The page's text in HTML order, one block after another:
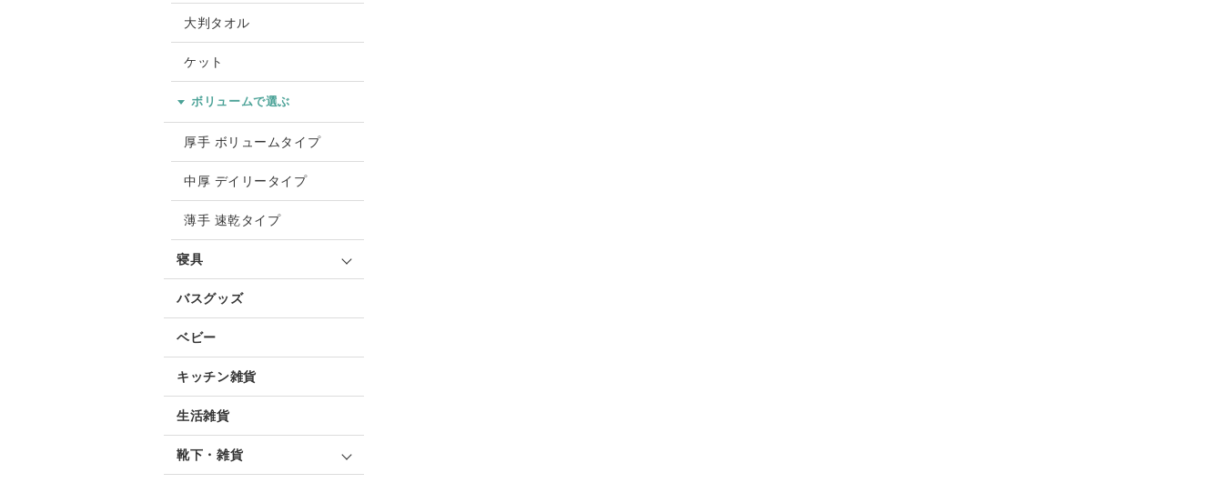
大判タオル
ケット
ボリュームで選ぶ
厚手 ボリュームタイプ
中厚 デイリータイプ
薄手 速乾タイプ
寝具
バスグッズ
ベビー
キッチン雑貨
生活雑貨
靴下・雑貨